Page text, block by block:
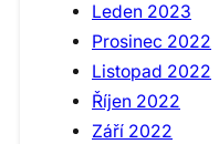
Leden 2023
Prosinec 2022
Listopad 2022
Říjen 2022
Září 2022